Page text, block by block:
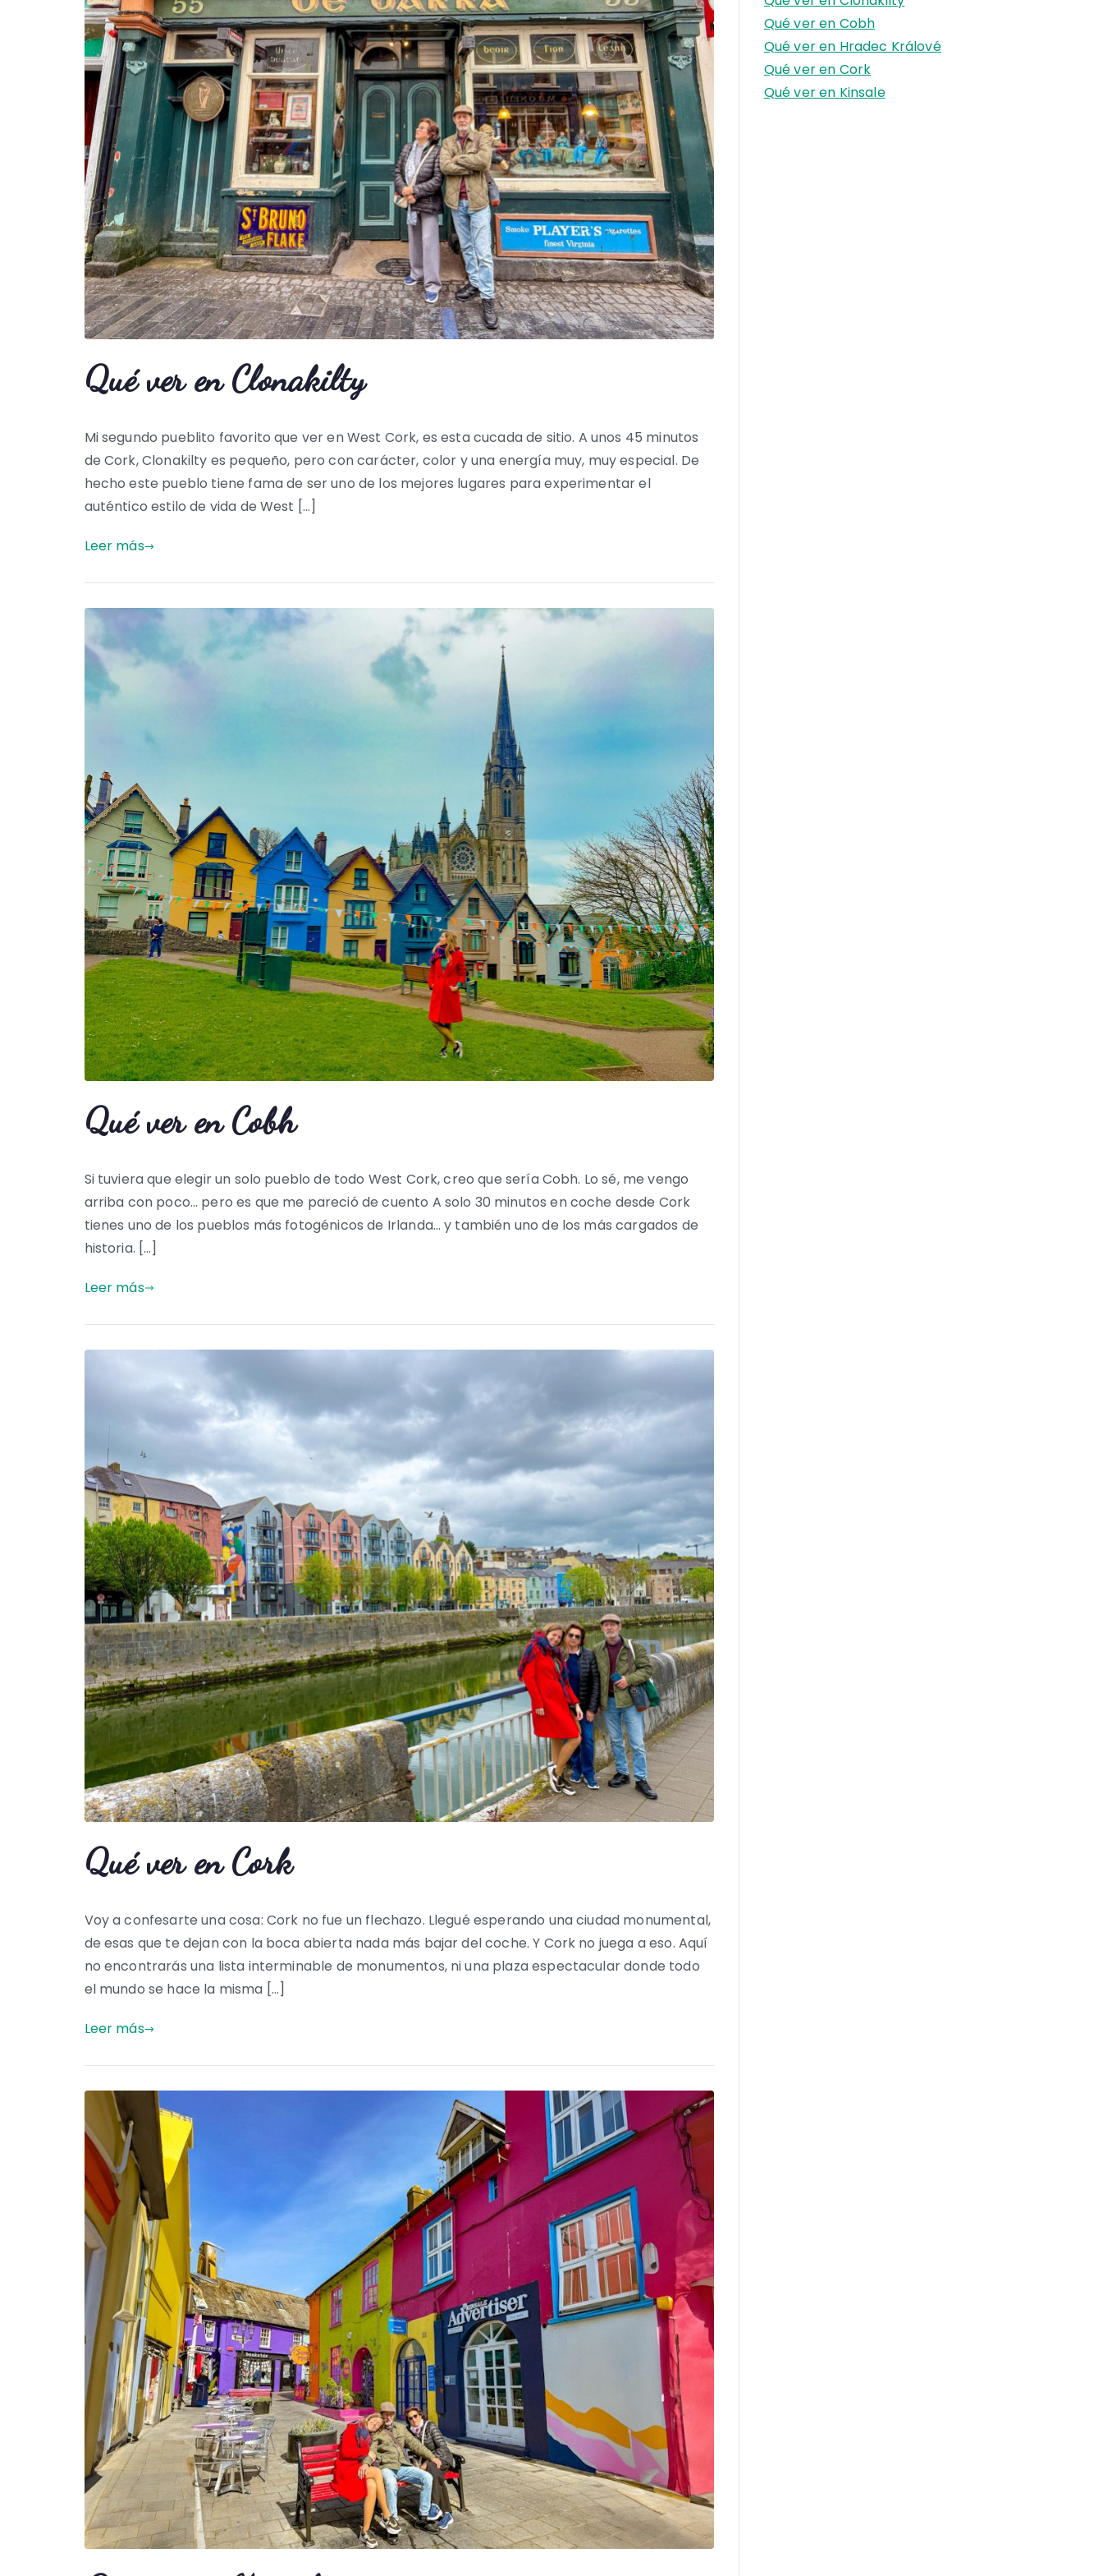
Qué ver en Clonakilty
Mi segundo pueblito favorito que ver en West Cork, es esta cucada de sitio. A unos 45 minutos
de Cork, Clonakilty es pequeño, pero con carácter, color y una energía muy, muy especial. De
hecho este pueblo tiene fama de ser uno de los mejores lugares para experimentar el
auténtico estilo de vida de West […]
Leer más
Qué ver en Cobh
Si tuviera que elegir un solo pueblo de todo West Cork, creo que sería Cobh. Lo sé, me vengo
arriba con poco… pero es que me pareció de cuento A solo 30 minutos en coche desde Cork
tienes uno de los pueblos más fotogénicos de Irlanda… y también uno de los más cargados de
historia. […]
Leer más
Qué ver en Cork
Voy a confesarte una cosa: Cork no fue un flechazo. Llegué esperando una ciudad monumental,
de esas que te dejan con la boca abierta nada más bajar del coche. Y Cork no juega a eso. Aquí
no encontrarás una lista interminable de monumentos, ni una plaza espectacular donde todo
el mundo se hace la misma […]
Leer más
Qué ver en Cobh
Qué ver en Hradec Králové
Qué ver en Cork
Qué ver en Kinsale